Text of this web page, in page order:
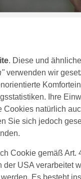
Es
. Diese und
verwenden wir
Ihre
natürlich
Sie sich jedoch
Cookie gemäß Art.
USA verarbeitet
Es besteht